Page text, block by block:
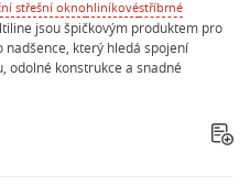
střešní oknohliníkovéstříbrné
jsou špičkovým produktem pro
nadšence, který hledá spojení
odolné konstrukce a snadné